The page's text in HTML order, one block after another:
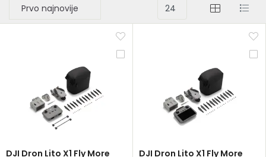
DJI Dron Lito X1 Fly More
DJI Dron Lito X1 Fly More